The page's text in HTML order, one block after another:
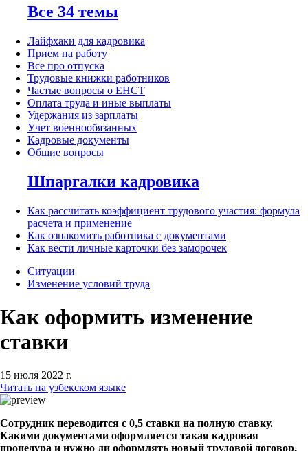
Все 34 темы
Лайфхаки для кадровика
Прием на работу
Все про отпуска
Трудовые книжки работников
Частые вопросы о ЕНСТ
Оплата труда и иные выплаты
Удержания из зарплаты
Учет военнообязанных
Кадровые документы
Общие вопросы
Шпаргалки кадровика
Как рассчитать коэффициент трудового участия: формула
расчета и применение
Как ознакомить работника с документами
Как вести личные карточки без заморочек
Ситуации
Изменение условий труда
Как оформить изменение
ставки
15 июля 2022 г.
Читать на узбекском языке
Сотрудник переводится с 0,5 ставки на полную ставку.
Какими документами оформляется такая кадровая
процедура и нужно ли оформлять новый трудовой договор,